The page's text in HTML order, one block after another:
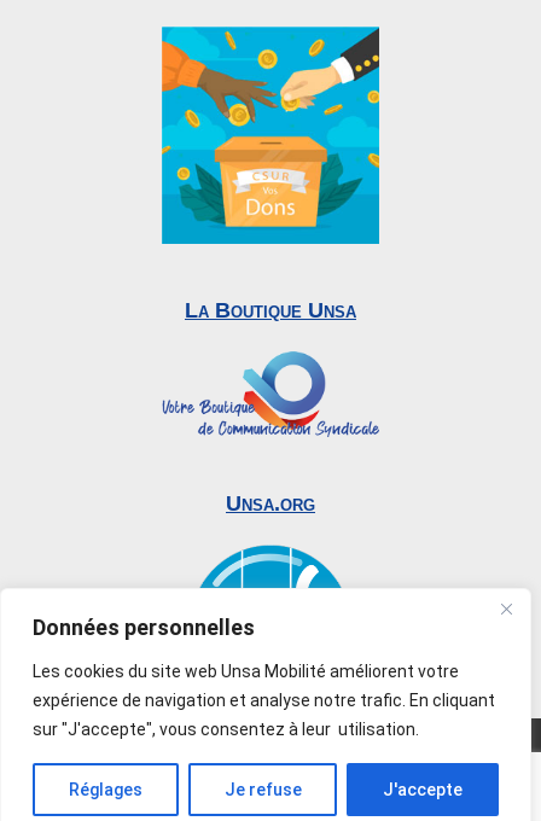
Données personnelles
Les cookies du site web Unsa Mobilité améliorent votre
expérience de navigation et analyse notre trafic. En cliquant
sur "J'accepte", vous consentez à leur utilisation.
Réglages Je refuse J'accepte
La Boutique Unsa
Unsa.org
© 2019-2026 UNSA Mobilité. Tous droits réservés –
Reproduction interdite –
Mentions légales
CréationSy.